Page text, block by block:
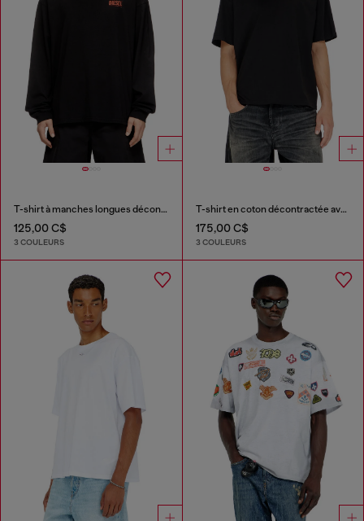
T-shirt à manches longues décontractée avec logo Biscotto
125,00 C$
3 COULEURS
T-shirt en coton décontractée avec broderie Oval D
175,00 C$
3 COULEURS